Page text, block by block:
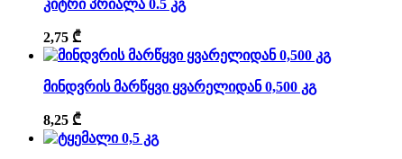
კიტრი პრიალა 0.5 კგ
2,75 ₾
მინდვრის მარწყვი ყვარელიდან 0,500 კგ
8,25 ₾